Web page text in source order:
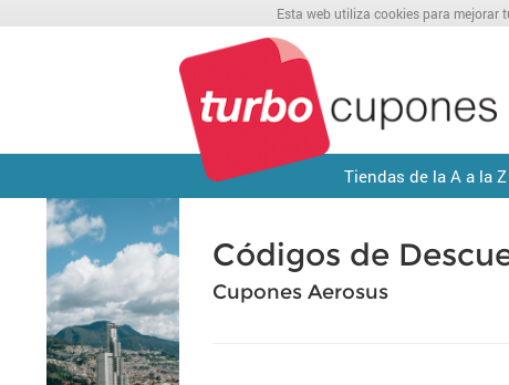
Esta web utiliza cookies para mejorar
Tiendas de la A a la Z
Códigos de
Cupones Aerosus